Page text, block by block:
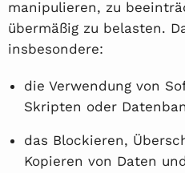
manipulieren, zu
übermäßig zu belasten.
insbesondere:
die Verwendung von
Skripten oder
das Blockieren,
Kopieren von Daten